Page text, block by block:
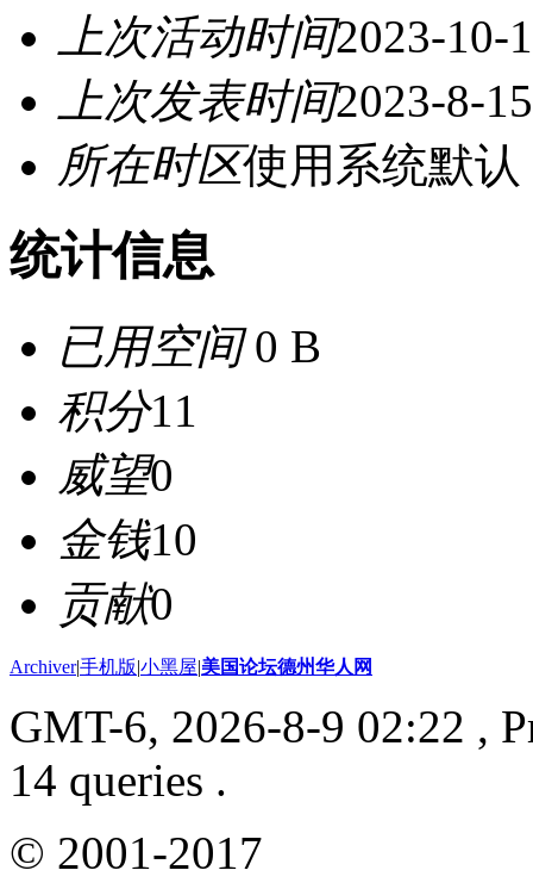
上次活动时间2023-10-
上次发表时间2023-8-
所在时区使用系统默认
统计信息
已用空间0 B
积分11
威望0
金钱10
贡献0
Archiver|手机版|小黑屋|美国论坛德州华人网
GMT-6, 2026-8-9 02:22 ,
14 queries .
© 2001-2017